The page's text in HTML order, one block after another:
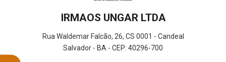
IRMAOS UNGAR LTDA
Rua Waldemar Falcão, 26, CS 0001 - Candeal
Salvador - BA - CEP: 40296-700